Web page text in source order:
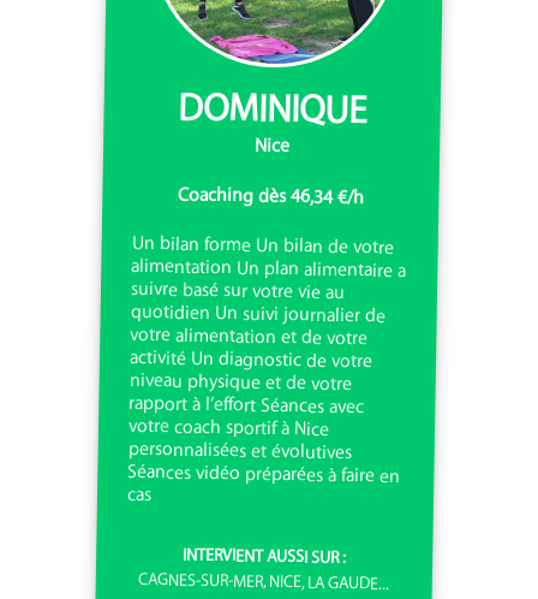
DOMINIQUE
Nice
Coaching dès 46,34 €/h
Un bilan forme Un bilan de votre
alimentation Un plan alimentaire a
suivre basé sur votre vie au
quotidien Un suivi journalier de
votre alimentation et de votre
activité Un diagnostic de votre
niveau physique et de votre
rapport à l’effort Séances avec
votre coach sportif à Nice
personnalisées et évolutives
Séances vidéo préparées à faire en
cas
INTERVIENT AUSSI SUR :
CAGNES-SUR-MER, NICE, LA GAUDE...